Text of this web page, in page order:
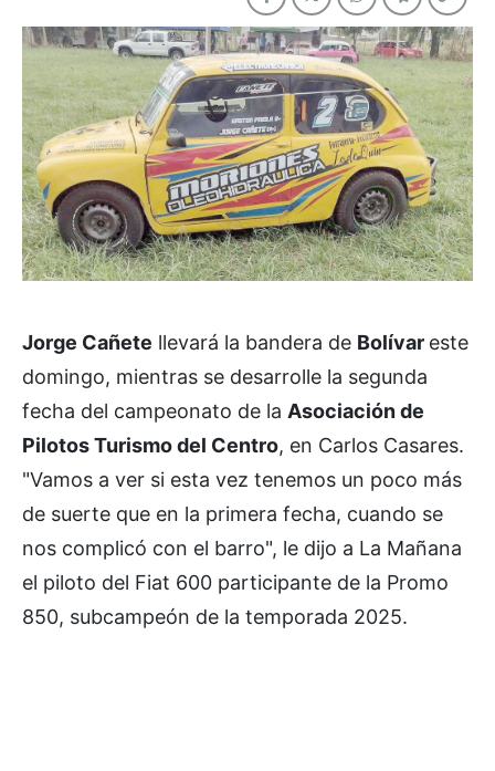
Jorge Cañete llevará la bandera de Bolívar este
domingo, mientras se desarrolle la segunda
fecha del campeonato de la Asociación de
Pilotos Turismo del Centro, en Carlos Casares.
"Vamos a ver si esta vez tenemos un poco más
de suerte que en la primera fecha, cuando se
nos complicó con el barro", le dijo a La Mañana
el piloto del Fiat 600 participante de la Promo
850, subcampeón de la temporada 2025.